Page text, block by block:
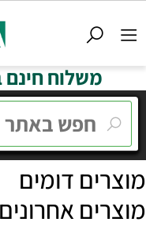
משלוח חינם
מוצרים דומים
מוצרים